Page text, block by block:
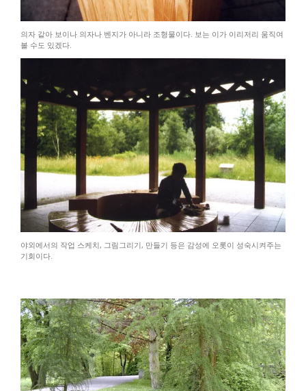
의자 같아 보이나 의자나 벤지가 아니라 조형물이다. 보는 이가 이리저리 움직여
볼 수도 있겠다.
야외에서의 작업 스케치, 그림그리기, 만들기 등은 감성에 오롯이 성숙시켜주는
기회이다.